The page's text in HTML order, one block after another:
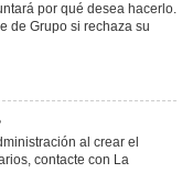
por qué desea hacerlo.
de Grupo si rechaza su
al crear el
contacte con La